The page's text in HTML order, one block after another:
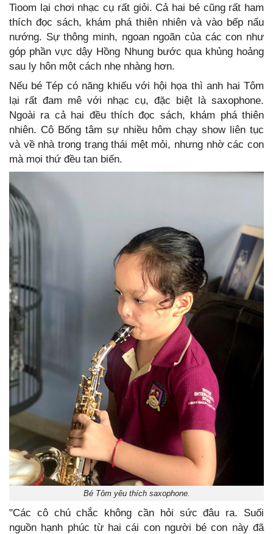
Tioom lại chơi nhạc cụ rất giỏi. Cả hai bé cũng rất ham
thích đọc sách, khám phá thiên nhiên và vào bếp nấu
nướng. Sự thông minh, ngoan ngoãn của các con như
góp phần vực dậy Hồng Nhung bước qua khủng hoảng
sau ly hôn một cách nhẹ nhàng hơn.
Nếu bé Tép có năng khiếu với hội họa thì anh hai Tôm
lại rất đam mê với nhạc cụ, đặc biệt là saxophone.
Ngoài ra cả hai đều thích đọc sách, khám phá thiên
nhiên. Cô Bống tâm sự nhiều hôm chạy show liên tục
và về nhà trong trạng thái mệt mỏi, nhưng nhờ các con
mà mọi thứ đều tan biến.
Bé Tôm yêu thích saxophone.
"Các cô chú chắc không cần hỏi sức đâu ra. Suối
nguồn hạnh phúc từ hai cái con người bé con này đã